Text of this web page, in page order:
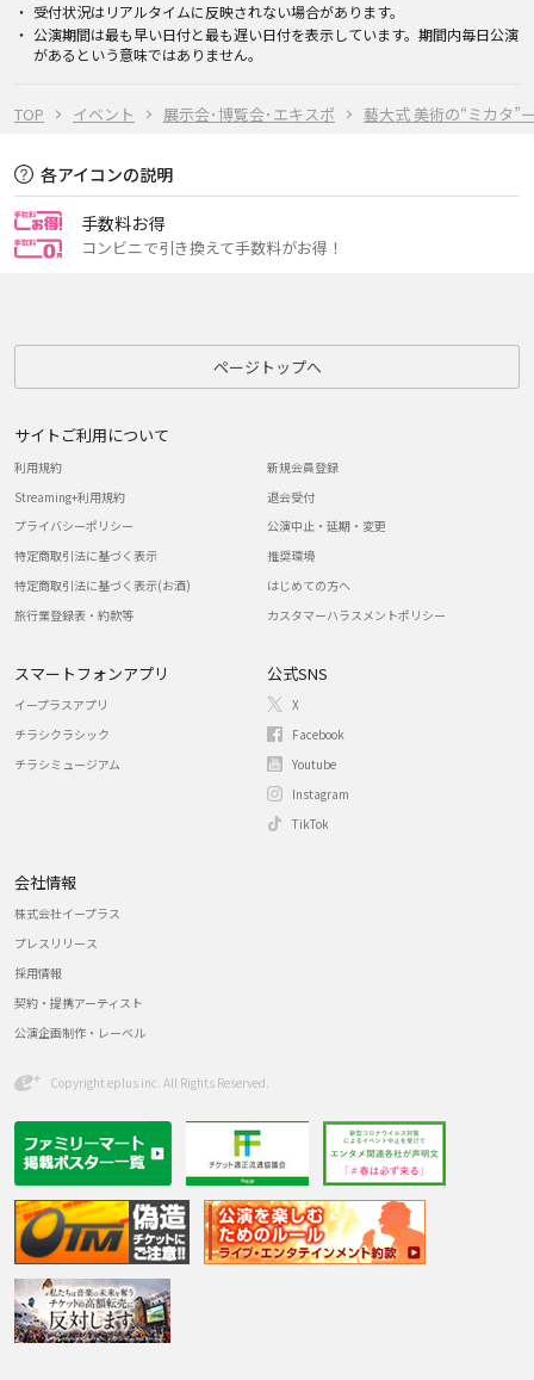
TOP イベント 展示会･博覧会･エキスポ 藝大式 美術の“ミカタ”
受付状況はリアルタイムに反映されない場合があります。
公演期間は最も早い日付と最も遅い日付を表示しています。期間内毎日公演
があるという意味ではありません。
各アイコンの説明
手数料お得
コンビニで引き換えて手数料がお得！
ページトップへ
サイトご利用について
利用規約
Streaming+利用規約
プライバシーポリシー
特定商取引法に基づく表示
特定商取引法に基づく表示(お酒)
旅行業登録表・約款等
新規会員登録
退会受付
公演中止・延期・変更
推奨環境
はじめての方へ
カスタマーハラスメントポリシー
スマートフォンアプリ
イープラスアプリ
チラシクラシック
チラシミュージアム
公式SNS
X
Facebook
Youtube
Instagram
TikTok
会社情報
株式会社イープラス
プレスリリース
採用情報
契約・提携アーティスト
公演企画制作・レーベル
Copyright eplus inc. All Rights Reserved.